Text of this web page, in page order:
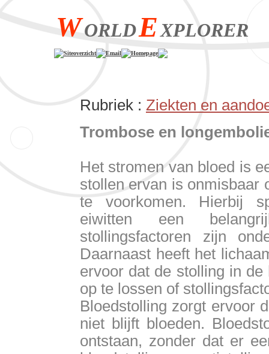
WORLDEXPLORER
Siteoverzicht Email Homepage
Rubriek : Ziekten en
Trombose en
Het stromen van bloed is
stollen ervan is onmisbaar
te voorkomen. Hierbij
eiwitten een
stollingsfactoren zijn
Daarnaast heeft het
ervoor dat de stolling in
op te lossen of
Bloedstolling zorgt ervoor
niet blijft bloeden.
ontstaan, zonder dat er